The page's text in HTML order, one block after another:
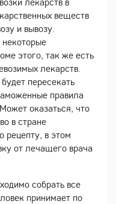
веществ
и вывозу.
этого, так же есть
лекарств.
пересекать
правила
оказаться, что
в стране
рецепту, в этом
от лечащего врача
собрать все
принимает по